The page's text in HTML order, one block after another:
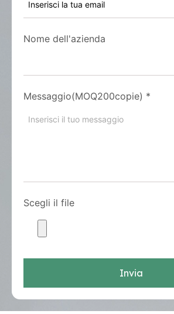
Nome dell'azienda
Messaggio(MOQ200copie) *
Scegli il file
Invia